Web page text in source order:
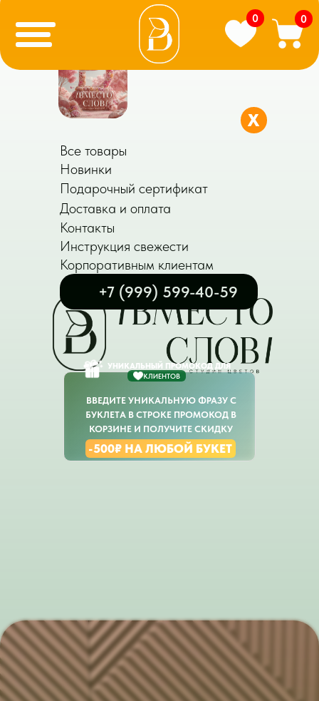
Корпоративным клиентам
Инструкция свежести
Контакты
Доставка и оплата
Подарочный сертификат
Новинки
Все товары
+7 (999) 599-40-59
УНИКАЛЬНЫЙ ПРОМОКОД ДЛЯ
ВВЕДИТЕ УНИКАЛЬНУЮ ФРАЗУ С
БУКЛЕТА В СТРОКЕ ПРОМОКОД В
КОРЗИНЕ И ПОЛУЧИТЕ СКИДКУ
-500₽ НА ЛЮБОЙ БУКЕТ
КЛИЕНТОВ
X